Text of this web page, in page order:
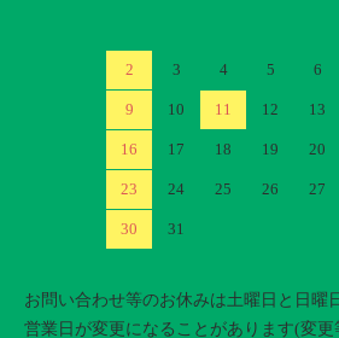
2 3 4 5 6
9 10 11 12 13
16 17 18 19 20
23 24 25 26 27
30 31
お問い合わせ等のお休みは土曜日と日曜
営業日が変更になることがあります(変